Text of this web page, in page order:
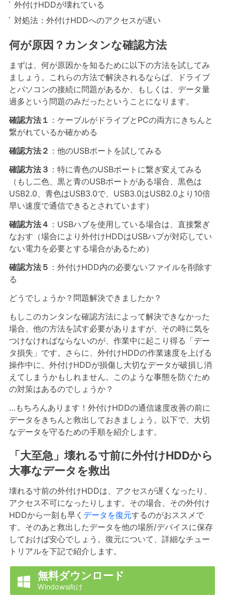
外付けHDDが壊れている
対処法：外付けHDDへのアクセスが遅い
何が原因？カンタンな確認方法
まずは、何が原因かを知るために以下の方法を試してみ
ましょう。これらの方法で解決されるならば、ドライブ
とパソコンの接続に問題があるか、もしくは、データ量
過多という問題のみだったということになります。
確認方法１ ：ケーブルがドライブとPCの両方にきちんと
繋がれているか確かめる
確認方法２ ：他のUSBポートを試してみる
確認方法３ ：特に青色のUSBポートに繋ぎ変えてみる
（もし二色、黒と青のUSBポートがある場合、黒色は
USB2.0、青色はUSB3.0で、USB3.0はUSB2.0より10倍
早い速度で通信できるとされています）
確認方法４ ：USBハブを使用している場合は、直接繋ぎ
なおす（場合により外付けHDDはUSBハブが対応してい
ない電力を必要とする場合があるため）
確認方法５ ：外付けHDD内の必要ないファイルを削除す
る
どうでしょうか？問題解決できましたか？
もしこのカンタンな確認方法によって解決できなかった
場合、他の方法を試す必要がありますが、その時に気を
つけなければならないのが、作業中に起こり得る「デー
タ損失」です。さらに、外付けHDDの作業速度を上げる
操作中に、外付けHDDが損傷し大切なデータが破損し消
えてしまうかもしれません。このような事態を防ぐため
の対策はあるのでしょうか？
…もちろんあります！外付けHDDの通信速度改善の前に
データをきちんと救出しておきましょう。以下で、大切
なデータを守るための手順を紹介します。
「大至急」壊れる寸前に外付けHDDから
大事なデータを救出
壊れる寸前の外付けHDDは、アクセスが遅くなったり、
アクセス不可になったりします。その場合、その外付け
HDDから一刻も早く データを復元するのがおススメで
す。そのあと救出したデータを他の場所/デバイスに保存
しておけば安心でしょう。復元について、詳細なチュー
トリアルを下記で紹介します。
 無料ダウンロード
Windows向け